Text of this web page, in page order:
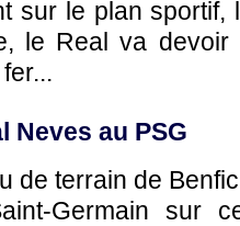
sur le plan sportif,
le Real va
Neves au PSG
de terrain de
Germain sur